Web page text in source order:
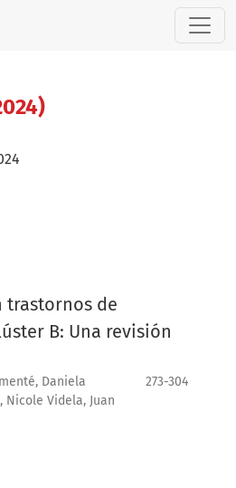
trastornos de
B: Una revisión
Daniela
Nicole Videla, Juan
273-304